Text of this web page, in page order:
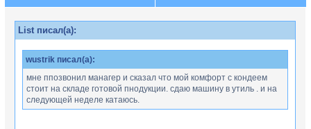
List писал(а):
wustrik писал(а):
мне ппозвонил манагер и сказал что мой комфорт с кондеем
стоит на складе готовой пнодукции. сдаю машину в утиль . и на
следующей неделе катаюсь.